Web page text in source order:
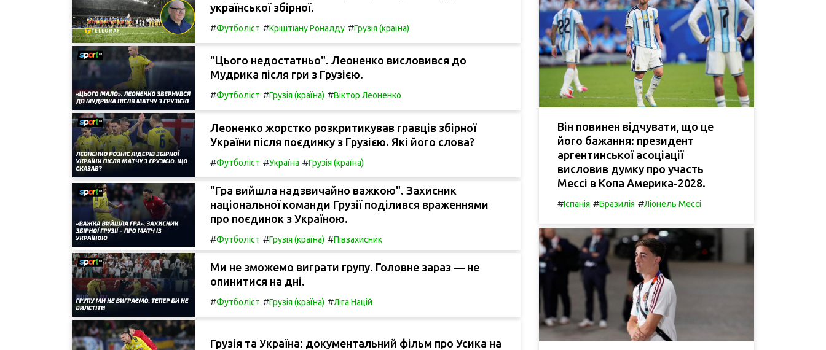
української збірної.
#Футболіст #Кріштіану Роналду #Грузія (країна)
"Цього недостатньо". Леоненко висловився до
Мудрика після гри з Грузією.
#Футболіст #Грузія (країна) #Віктор Леоненко
Леоненко жорстко розкритикував гравців збірної
України після поєдинку з Грузією. Які його слова?
#Футболіст #Україна #Грузія (країна)
"Гра вийшла надзвичайно важкою". Захисник
національної команди Грузії поділився враженнями
про поєдинок з Україною.
#Футболіст #Грузія (країна) #Півзахисник
Ми не зможемо виграти групу. Головне зараз — не
опинитися на дні.
#Футболіст #Грузія (країна) #Ліга Націй
Грузія та Україна: документальний фільм про Усика на
Він повинен відчувати, що це
його бажання: президент
аргентинської асоціації
висловив думку про участь
Мессі в Копа Америка-2028.
#Іспанія #Бразилія #Ліонель Мессі